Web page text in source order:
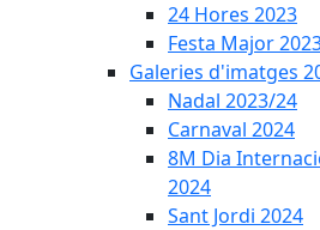
24 Hores 2023
Festa Major
Galeries d'imatges
Nadal 2023/24
Carnaval 2024
8M Dia
2024
Sant Jordi 2024